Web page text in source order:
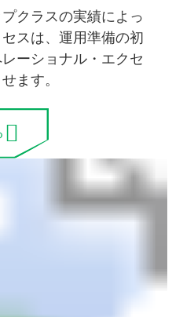
クラスの実績によっ
スは、運用準備の初
ーショナル・エクセ
ます。